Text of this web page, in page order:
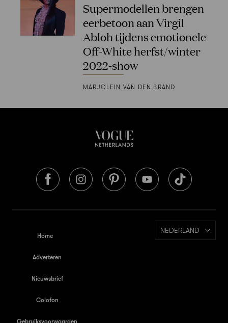
Supermodellen brengen
eerbetoon aan Virgil
Abloh tijdens emotionele
Off-White herfst/winter
2022-show
MARJOLEIN VAN DEN BRAND
Home
Adverteren
Nieuwsbrief
Colofon
Gebruiksvoorwaarden
NEDERLAND